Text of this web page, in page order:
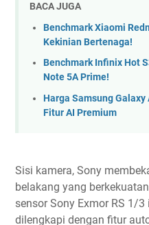
BACA JUGA
Benchmark Xiaomi
Kekinian Bertenaga!
Benchmark Infinix Hot
Note 5A Prime!
Harga Samsung
Fitur AI Premium
Sisi kamera, Sony
belakang yang
sensor Sony Exmor RS 1/
dilengkapi dengan fitur